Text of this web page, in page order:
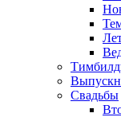
Свадьбы